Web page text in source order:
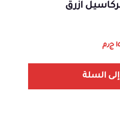
ازرق
ج٫م
السلة